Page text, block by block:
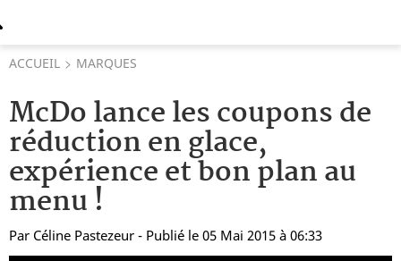
ACCUEIL MARQUES
McDo lance les coupons de
réduction en glace,
expérience et bon plan au
menu !
Par Céline Pastezeur - Publié le 05 Mai 2015 à 06:33